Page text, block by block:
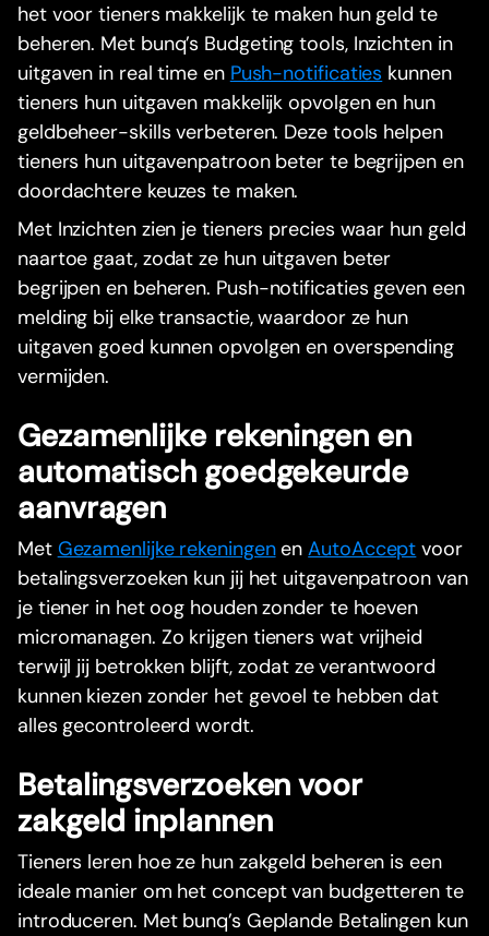
het voor tieners makkelijk te maken hun geld te
beheren. Met bunq’s Budgeting tools, Inzichten in
uitgaven in real time en Push-notificaties kunnen
tieners hun uitgaven makkelijk opvolgen en hun
geldbeheer-skills verbeteren. Deze tools helpen
tieners hun uitgavenpatroon beter te begrijpen en
doordachtere keuzes te maken.
Met Inzichten zien je tieners precies waar hun geld
naartoe gaat, zodat ze hun uitgaven beter
begrijpen en beheren. Push-notificaties geven een
melding bij elke transactie, waardoor ze hun
uitgaven goed kunnen opvolgen en overspending
vermijden.
Gezamenlijke rekeningen en
automatisch goedgekeurde
aanvragen
Met Gezamenlijke rekeningenenAutoAccept voor
betalingsverzoeken kun jij het uitgavenpatroon van
je tiener in het oog houden zonder te hoeven
micromanagen. Zo krijgen tieners wat vrijheid
terwijl jij betrokken blijft, zodat ze verantwoord
kunnen kiezen zonder het gevoel te hebben dat
alles gecontroleerd wordt.
Betalingsverzoeken voor
zakgeld inplannen
Tieners leren hoe ze hun zakgeld beheren is een
ideale manier om het concept van budgetteren te
introduceren. Met bunq’s Geplande Betalingen kun